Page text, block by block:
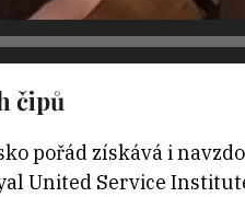
čipů
pořád získává i
United Service